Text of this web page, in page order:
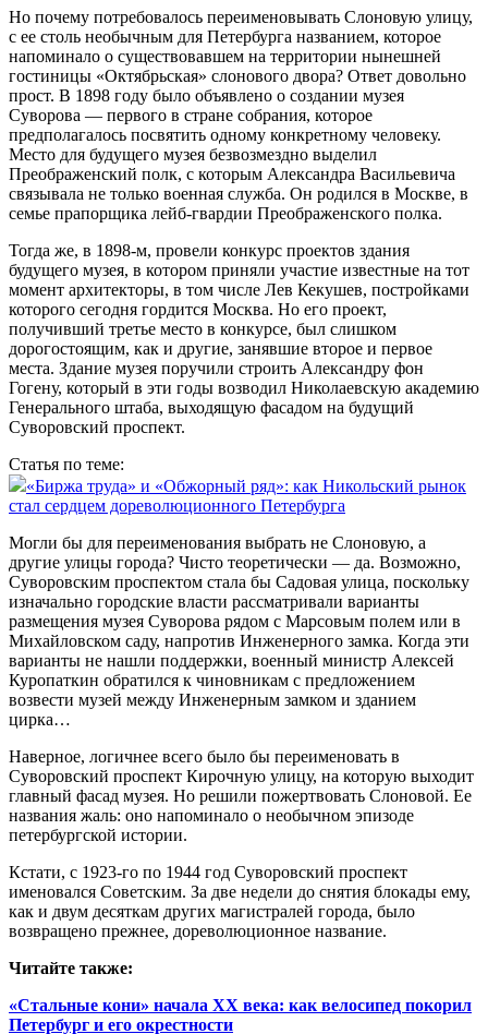
Но почему потребовалось пере­именовывать Слоновую улицу,
с ее столь необычным для Петербурга названием, которое
напоминало о существовавшем на территории нынешней
гостиницы «Октябрьская» слонового двора? Ответ довольно
прост. В 1898 году было объявлено о создании музея
Суворова — первого в стране собрания, которое
предполагалось посвятить одному конкретному человеку.
Место для будущего музея безвозмездно выделил
Преображенский полк, с которым Александра Васильевича
связывала не только военная служба. Он родился в Моск­ве, в
семье прапорщика лейб-­гвардии Преображенского полка.
Тогда же, в 1898‑м, провели конкурс проектов здания
будущего музея, в котором приняли участие известные на тот
момент архитекторы, в том числе Лев Кекушев, постройками
которого сегодня гордится Москва. Но его проект,
получивший третье место в конкурсе, был слишком
дорогостоящим, как и другие, занявшие второе и первое
места. Здание музея поручили строить Александру фон
Гогену, который в эти годы возводил Николаевскую академию
Генерального штаба, выходящую фасадом на будущий
Суворовский проспект.
Статья по теме:
«Биржа труда» и «Обжорный ряд»: как Никольский рынок
стал сердцем дореволюционного Петербурга
Могли бы для переименования выбрать не Слоновую, а
другие улицы города? Чисто теоретически — да. Возможно,
Суворовским проспектом стала бы Садовая улица, поскольку
изначально городские власти рассматривали варианты
размещения музея Суворова рядом с Марсовым полем или в
Михайловском саду, напротив Инженерного замка. Когда эти
варианты не нашли поддержки, военный министр Алексей
Куропаткин обратился к чиновникам с предложением
возвести музей между Инженерным замком и зданием
цирка…
Наверное, логичнее всего было бы переименовать в
Суворовский проспект Кирочную улицу, на которую выходит
главный фасад музея. Но решили пожертвовать Слоновой. Ее
названия жаль: оно напоминало о необычном эпизоде
петербургской истории.
Кстати, с 1923-го по 1944 год Суворовский проспект
именовался Советским. За две недели до снятия блокады ему,
как и двум десяткам других магистралей города, было
возвращено прежнее, дореволюционное название.
Читайте также:
«Стальные кони» начала XX века: как велосипед покорил
Петербург и его окрестности